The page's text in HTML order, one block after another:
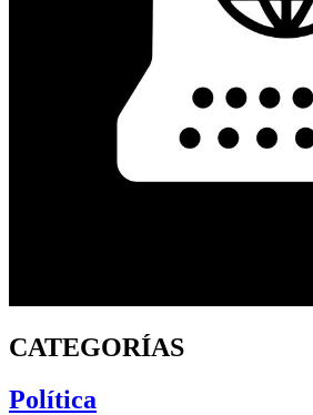
CATEGORÍAS
Política